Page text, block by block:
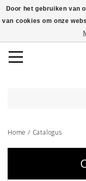
Home / Catalogus
Door het gebruiken van
van cookies om onze